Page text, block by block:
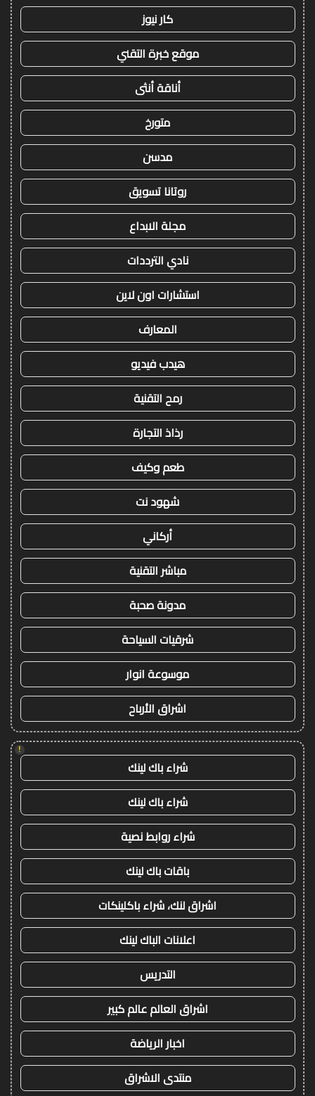
كار نيوز
موقع خبرة التقني
أناقة أنثى
متورخ
مدسن
روتانا تسويق
مجلة الابداع
نادي الترددات
استشارات اون لاين
المعارف
هيدب فيديو
رمح التقنية
رذاذ التجارة
طعم وكيف
شهود نت
أركاني
مباشر التقنية
مدونة صحبة
شرقيات السياحة
موسوعة انوار
اشراق الأرباح
!
شراء باك لينك
شراء باك لينك
شراء روابط نصية
باقات باك لينك
اشراق لنك، شراء باكلينكات
اعلانات الباك لينك
التدريس
اشراق العالم عالم كبير
اخبار الرياضة
منتدى الاشراق